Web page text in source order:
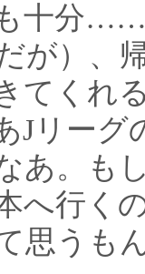
十分
が）、
てくれ
Jリー
あ。も
へ行く
思うも